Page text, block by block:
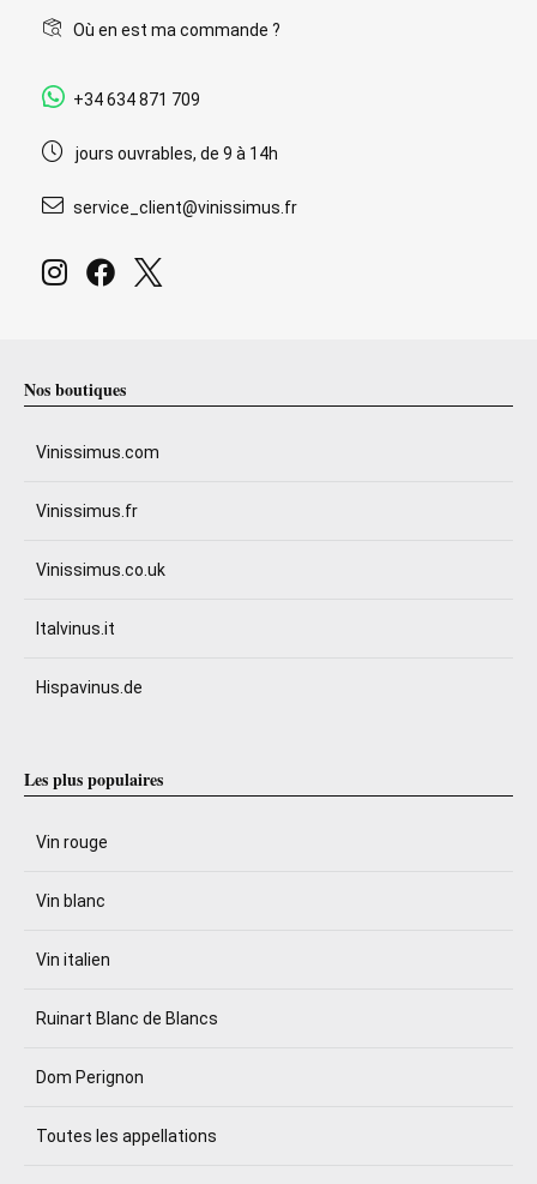
Où en est ma commande ?
+34 634 871 709
jours ouvrables, de 9 à 14h
service_client@vinissimus.fr
Nos boutiques
Vinissimus.com
Vinissimus.fr
Vinissimus.co.uk
Italvinus.it
Hispavinus.de
Les plus populaires
Vin rouge
Vin blanc
Vin italien
Ruinart Blanc de Blancs
Dom Perignon
Toutes les appellations